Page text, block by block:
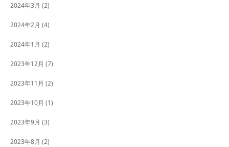
2024年3月 (2)
2024年2月 (4)
2024年1月 (2)
2023年12月 (7)
2023年11月 (2)
2023年10月 (1)
2023年9月 (3)
2023年8月 (2)